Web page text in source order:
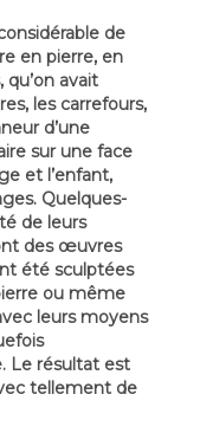
de
en pierre, en
avait
les carrefours,
d’une
sur une face
et l’enfant,
Quelques-
de leurs
des œuvres
été sculptées
ou même
leurs moyens
Le résultat est
tellement de